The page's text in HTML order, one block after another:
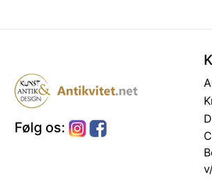
Følg os: